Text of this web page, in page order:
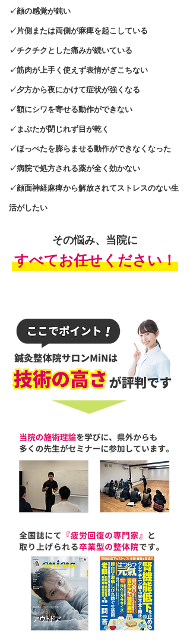
✓顔の感覚が鈍い
✓片側または両側が麻痺を起こしている
✓チクチクとした痛みが続いている
✓筋肉が上手く使えず表情がぎこちない
✓夕方から夜にかけて症状が強くなる
✓額にシワを寄せる動作ができない
✓まぶたが閉じれず目が乾く
✓ほっぺたを膨らませる動作ができなくなった
✓病院で処方される薬が全く効かない
✓顔面神経麻痺から解放されてストレスのない生
活がしたい
その悩み、当院に
​すべてお任せください！